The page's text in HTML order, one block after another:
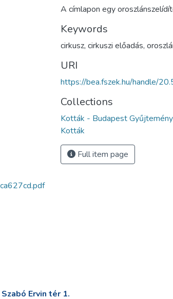
A címlapon egy
Keywords
cirkusz, cirkuszi előadás,
URI
https://bea.fszek.hu/handle/
Collections
Kották - Budapest Gyűjtemény
Kották
Full item page
Ervin tér 1.